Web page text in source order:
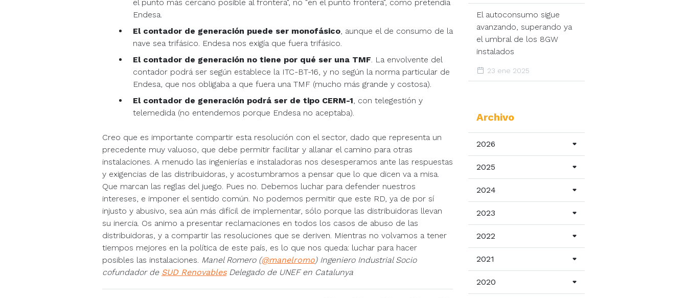
El autoconsumo sigue
avanzando, superando ya
el umbral de los 8GW
instalados
23 ene 2025
Archivo
2026
2025
2024
2023
2022
2021
2020
el punto más cercano posible al frontera", no "en el punto frontera", como pretendía
Endesa.
El contador de generación puede ser monofásico, aunque el de consumo de la
nave sea trifásico. Endesa nos exigía que fuera trifásico.
El contador de generación no tiene por qué ser una TMF. La envolvente del
contador podrá ser según establece la ITC-BT-16, y no según la norma particular de
Endesa, que nos obligaba a que fuera una TMF (mucho más grande y costosa).
El contador de generación podrá ser de tipo CERM-1, con telegestión y
telemedida (no entendemos porque Endesa no aceptaba).
Creo que es importante compartir esta resolución con el sector, dado que representa un
precedente muy valuoso, que debe permitir facilitar y allanar el camino para otras
instalaciones. A menudo las ingenierías e instaladoras nos desesperamos ante las respuestas
y exigencias de las distribuidoras, y acostumbramos a pensar que lo que dicen va a misa.
Que marcan las reglas del juego. Pues no. Debemos luchar para defender nuestros
intereses, e imponer el sentido común. No podemos permitir que este RD, ya de por sí
injusto y abusivo, sea aún más difícil de implementar, sólo porque las distribuidoras llevan
su inercia. Os animo a presentar reclamaciones en todos los casos de abuso de las
distribuidoras, y a compartir las resoluciones que se deriven. Mientras no volvamos a tener
tiempos mejores en la política de este país, es lo que nos queda: luchar para hacer
posibles las instalaciones. Manel Romero (@manelromo) Ingeniero Industrial Socio
cofundador de SUD Renovables Delegado de UNEF en Catalunya